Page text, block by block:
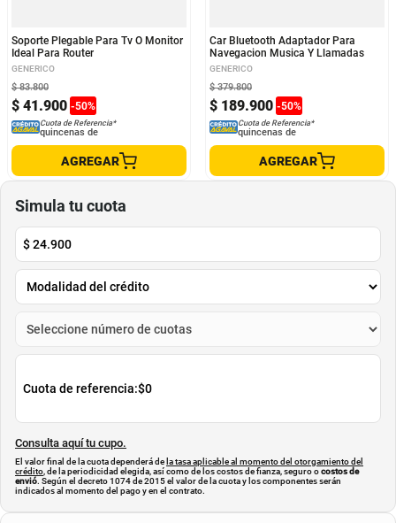
Soporte Plegable Para Tv O Monitor
Ideal Para Router
GENERICO
$ 41.900 -50%
$ 83.800
Cuota de Referencia*
quincenas de
AGREGAR
Car Bluetooth Adaptador Para
Navegacion Musica Y Llamadas
GENERICO
$ 189.900 -50%
$ 379.800
Cuota de Referencia*
quincenas de
AGREGAR
Simula tu cuota
$24.900
Cuota de referencia:$0
Consulta aquí tu cupo.
El valor final de la cuota dependerá de la tasa aplicable al momento del otorgamiento del
crédito , de la periodicidad elegida, así como de los costos de fianza, seguro ocostos de
envió. Según el decreto 1074 de 2015 el valor de la cuota y los componentes serán
indicados al momento del pago y en el contrato.